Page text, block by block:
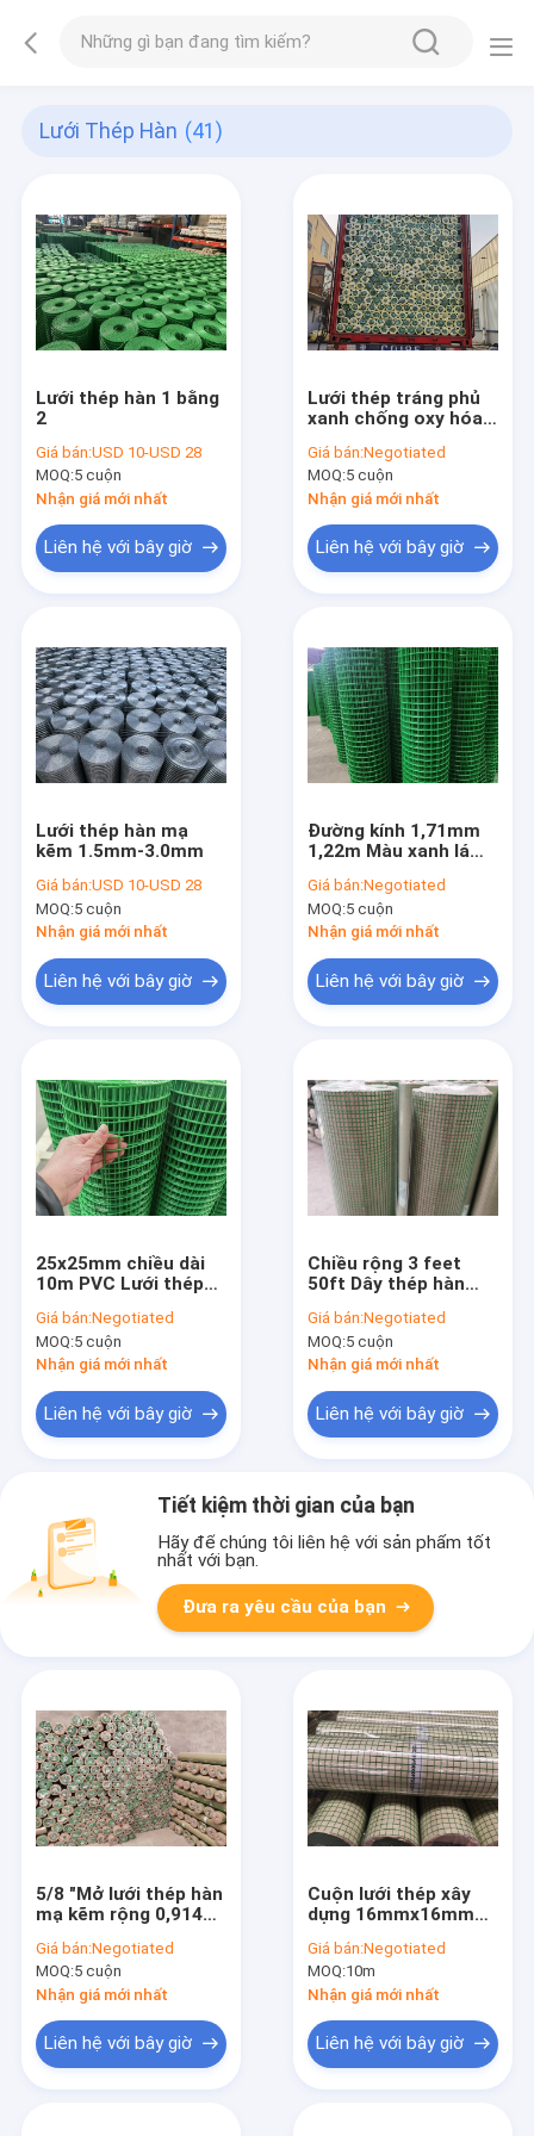
Lưới Thép Hàn (41)
Lưới thép hàn 1 bằng
2
Giá bán:USD 10-USD 28
MOQ:5 cuộn
Nhận giá mới nhất
Liên hệ với bây giờ
Lưới thép tráng phủ
xanh chống oxy hóa
Giá bán:Negotiated
MOQ:5 cuộn
Nhận giá mới nhất
Liên hệ với bây giờ
Lưới thép hàn mạ
kẽm 1.5mm-3.0mm
Giá bán:USD 10-USD 28
MOQ:5 cuộn
Nhận giá mới nhất
Liên hệ với bây giờ
Đường kính 1,71mm
1,22m Màu xanh lá
Dây cuộn quanh vườn
Giá bán:Negotiated
MOQ:5 cuộn
Nhận giá mới nhất
Liên hệ với bây giờ
25x25mm chiều dài
10m PVC Lưới thép
rào lưới vườn xanh
Giá bán:Negotiated
MOQ:5 cuộn
Nhận giá mới nhất
Liên hệ với bây giờ
Chiều rộng 3 feet
50ft Dây thép hàn
Hàng rào sân vườn
Giá bán:Negotiated
MOQ:5 cuộn
Nhận giá mới nhất
Liên hệ với bây giờ
Tiết kiệm thời gian của bạn
Hãy để chúng tôi liên hệ với sản phẩm tốt
nhất với bạn.
Đưa ra yêu cầu của bạn
5/8 "Mở lưới thép hàn
mạ kẽm rộng 0,914m
Giá bán:Negotiated
MOQ:5 cuộn
Nhận giá mới nhất
Liên hệ với bây giờ
Cuộn lưới thép xây
dựng 16mmx16mm
dân cư
Giá bán:Negotiated
MOQ:10m
Nhận giá mới nhất
Liên hệ với bây giờ